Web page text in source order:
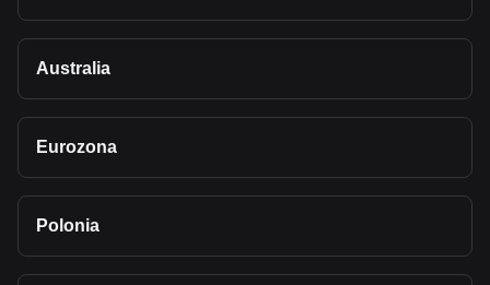
Australia
Eurozona
Polonia